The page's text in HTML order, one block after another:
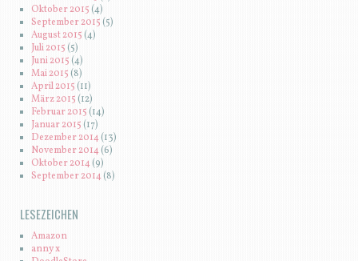
Oktober 2015 (4)
September 2015 (5)
August 2015 (4)
Juli 2015 (5)
Juni 2015 (4)
Mai 2015(8)
April 2015 (11)
März 2015 (12)
Februar 2015 (14)
Januar 2015 (17)
Dezember 2014(13)
November 2014(6)
Oktober 2014(9)
September 2014(8)
LESEZEICHEN
Amazon
anny x